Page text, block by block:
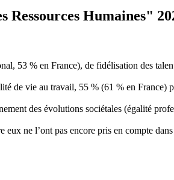
Humaines"
53 % en France), de fidélisation des
de vie au travail, 55 % (61 % en France)
des évolutions sociétales (égalité
ne l’ont pas encore pris en compte